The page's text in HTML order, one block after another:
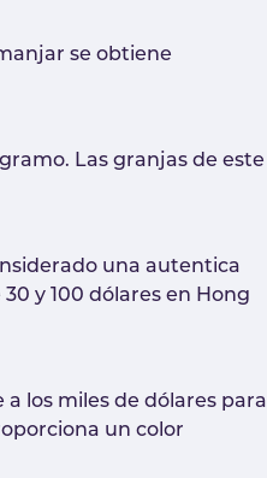
se obtiene
Las granjas de este
una autentica
y 100 dólares en Hong
los miles de dólares para
un color